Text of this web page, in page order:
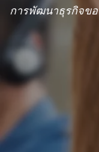
การพัฒนาธุรกิจขอ